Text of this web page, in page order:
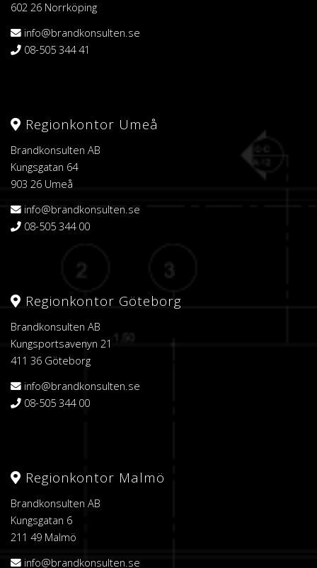
602 26 Norrköping
info@brandkonsulten.se
08-505 344 41
Regionkontor Umeå
Brandkonsulten AB
Kungsgatan 64
903 26 Umeå
info@brandkonsulten.se
08-505 344 00
Regionkontor Göteborg
Brandkonsulten AB
Kungsportsavenyn 21
411 36 Göteborg
info@brandkonsulten.se
08-505 344 00
Regionkontor Malmö
Brandkonsulten AB
Kungsgatan 6
211 49 Malmö
info@brandkonsulten.se